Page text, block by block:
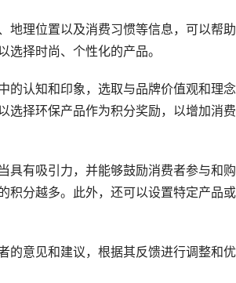
地理位置以及消费习惯等信息，可以帮
择时尚、个性化的产品。
的认知和印象，选取与品牌价值观和理
选择环保产品作为积分奖励，以增加消
具有吸引力，并能够鼓励消费者参与和购
积分越多。此外，还可以设置特定产品
的意见和建议，根据其反馈进行调整和优